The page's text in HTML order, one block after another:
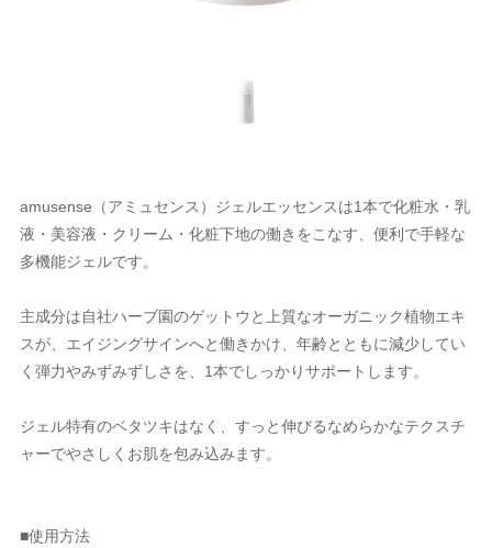
amusense（アミュセンス）ジェルエッセンスは1本で化粧水・乳
液・美容液・クリーム・化粧下地の働きをこなす、便利で手軽な
多機能ジェルです。
主成分は自社ハーブ園のゲットウと上質なオーガニック植物エキ
スが、エイジングサインへと働きかけ、年齢とともに減少してい
く弾力やみずみずしさを、1本でしっかりサポートします。
ジェル特有のベタツキはなく、すっと伸びるなめらかなテクスチ
ャーでやさしくお肌を包み込みます。
■使用方法